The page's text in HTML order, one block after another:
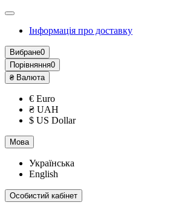
Інформація про доставку
Вибране0
Порівняння0
₴ Валюта
€ Euro
₴ UAH
$ US Dollar
Мова
Українська
English
Особистий кабінет